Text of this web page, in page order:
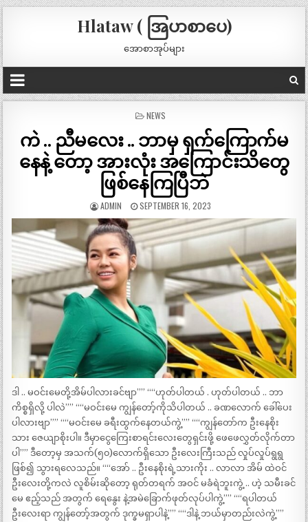
Hlataw ( အြပာစာပေ)
အောစာအုပ်များ
POSTED
NEWS
ကဲ .. ညီမလေး .. ဘာမှ ရှက်ကြောက်မ
နေနဲ့ တော့ အားလုံး အကြောင်းသိတွေ
ဖြစ်နေကြပြီဘဲ
ADMIN SEPTEMBER 16, 2023
ဒါ .. မဝင်းမေတို့အိမ်ပါလားခင်ဗျာ”” ““ဟုတ်ပါတယ် . ဟုတ်ပါတယ် .. ဘာ
ကိစ္စရှိလို့ ပါလဲ”” ““မဝင်းမေ ကျွန်တော့်ကိုသိပါတယ် .. ခဏလောက် ခေါ်ပေး
ပါလားဗျာ”” ““မဝင်းမေ ခရီးထွက်နေတယ်ကွဲ့”” ““ကျွန်တော်က ဦးနေစိုး
သား ဇေယျာစိုးပါ။ ဒီမှာငွေကြေးစာရင်းလေးတွေရှင်းဖို့ ဖေဖေလွှတ်လိုက်တာ
ပါ”” ဒီတော့မှ အသက်(၅၀)လောက်ရှိသော ဦးလေးကြီးသည် လှုပ်လှုပ်ရွရွ
ဖြစ်၍ သွားရလေသည်။ ““အော် .. ဦးနေစိုးရဲ့သားကိုး .. လာလာ အိမ် ထဲဝင်
ဦးလေးတို့ကလဲ လူစိမ်းဆိုတော့ ရုတ်တရက် အဝင် မခံရဲဘူးကွဲ့ .. ဟဲ့ သမီးခင်
မေ ဧည့်သည် အတွက် ရေနွေး နဲ့အမဲခြောက်ဖုတ်လုပ်ပါကွဲ့”” ““ရပါတယ်
ဦးလေးရာ ကျွန်တော့်အတွက် ဒုက္ခမရှာပါနဲ့”” ““ဒါနဲ့ ဘယ်မှာတည်းလဲကွဲ့””